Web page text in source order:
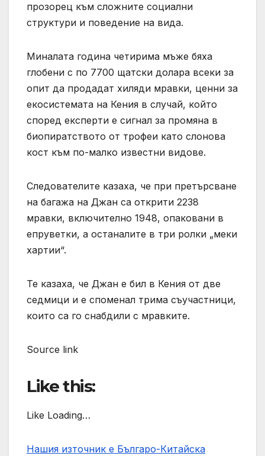
прозорец към сложните социални
структури и поведение на вида.
Миналата година четирима мъже бяха
глобени с по 7700 щатски долара всеки за
опит да продадат хиляди мравки, ценни за
екосистемата на Кения в случай, който
според експерти е сигнал за промяна в
биопиратството от трофеи като слонова
кост към по-малко известни видове.
Следователите казаха, че при претърсване
на багажа на Джан са открити 2238
мравки, включително 1948, опаковани в
епруветки, а останалите в три ролки „меки
хартии“.
Те казаха, че Джан е бил в Кения от две
седмици и е споменал трима съучастници,
които са го снабдили с мравките.
Source link
Like this:
Like Loading…
Нашия източник е Българо-Китайска